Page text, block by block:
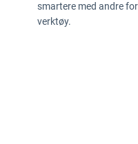
smartere med andre
verktøy.